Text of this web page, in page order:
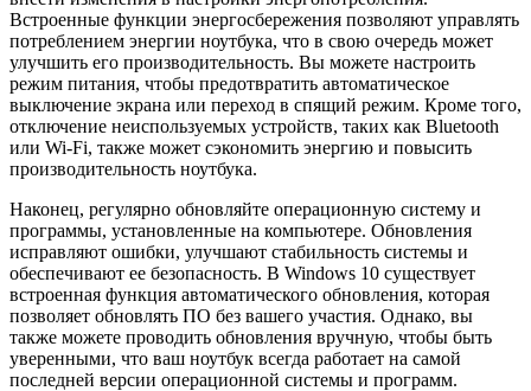
Встроенные функции энергосбережения позволяют управлять
потреблением энергии ноутбука, что в свою очередь может
улучшить его производительность. Вы можете настроить
режим питания, чтобы предотвратить автоматическое
выключение экрана или переход в спящий режим. Кроме того,
отключение неиспользуемых устройств, таких как Bluetooth
или Wi-Fi, также может сэкономить энергию и повысить
производительность ноутбука.
Наконец, регулярно обновляйте операционную систему и
программы, установленные на компьютере. Обновления
исправляют ошибки, улучшают стабильность системы и
обеспечивают ее безопасность. В Windows 10 существует
встроенная функция автоматического обновления, которая
позволяет обновлять ПО без вашего участия. Однако, вы
также можете проводить обновления вручную, чтобы быть
уверенными, что ваш ноутбук всегда работает на самой
последней версии операционной системы и программ.